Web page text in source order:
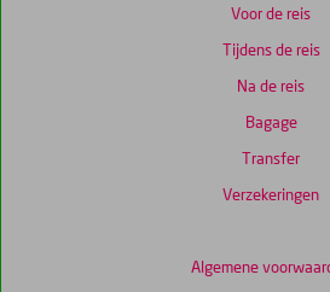
Voor de reis
Tijdens de reis
Na de reis
Bagage
Transfer
Verzekeringen
Algemene